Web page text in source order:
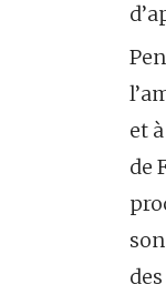
et
de